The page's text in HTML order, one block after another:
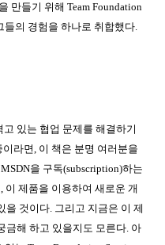
만들기 위해 Team Foundation
들의 경험을 하나로 취합했다.
있는 협업 문제를 해결하기
이라면, 이 책은 분명 여러분을
MSDN을 구독(subscription)하는
, 이 제품을 이용하여 새로운 개
을 것이다. 그리고 지금은 이 제
금해 하고 있을지도 모른다. 아